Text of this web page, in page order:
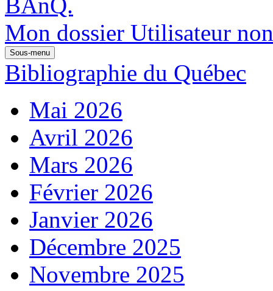
Mon dossier Utilisateur
Sous-menu
Bibliographie du Québec
Mai 2026
Avril 2026
Mars 2026
Février 2026
Janvier 2026
Décembre 2025
Novembre 2025